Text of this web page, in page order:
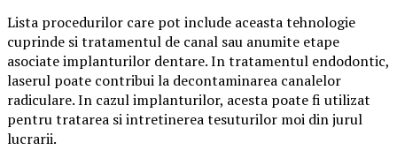
Lista procedurilor care pot include aceasta tehnologie
cuprinde si tratamentul de canal sau anumite etape
asociate implanturilor dentare. In tratamentul endodontic,
laserul poate contribui la decontaminarea canalelor
radiculare. In cazul implanturilor, acesta poate fi utilizat
pentru tratarea si intretinerea tesuturilor moi din jurul
lucrarii.